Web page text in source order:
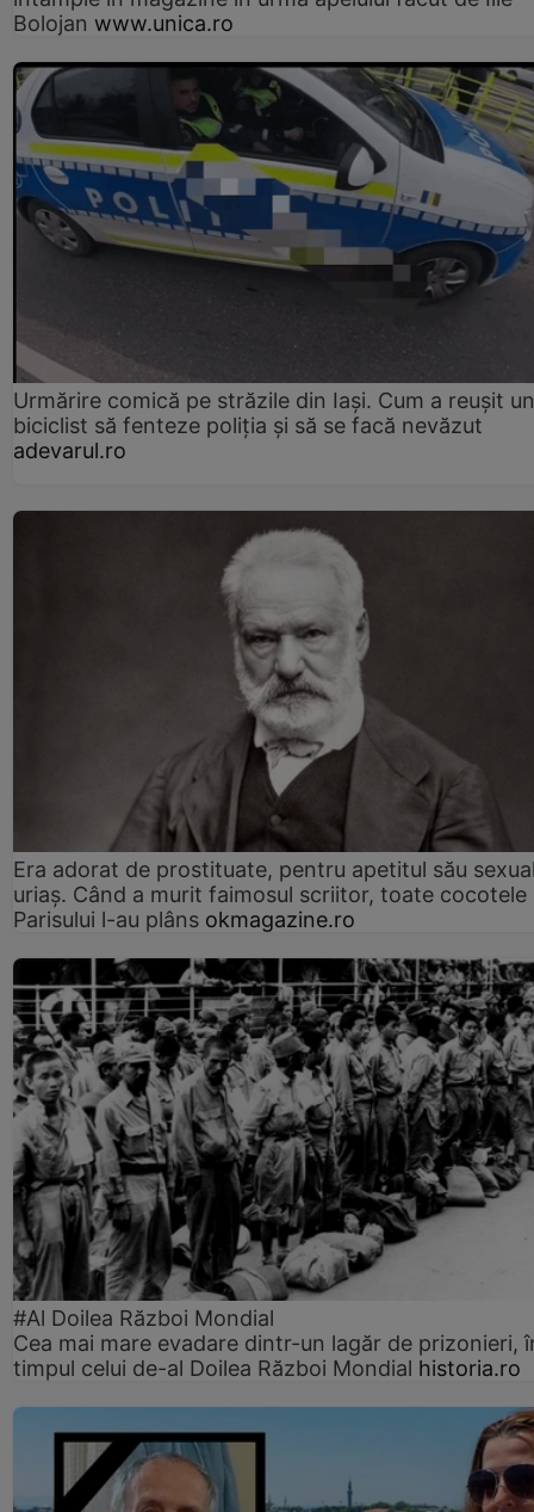
Bolojan www.unica.ro
Urmărire comică pe străzile din Iași. Cum a reușit un
biciclist să fenteze poliția și să se facă nevăzut
adevarul.ro
Era adorat de prostituate, pentru apetitul său
uriaș. Când a murit faimosul scriitor, toate cocotele
Parisului l-au plâns okmagazine.ro
#Al Doilea Război Mondial
Cea mai mare evadare dintr-un lagăr de prizonieri,
timpul celui de-al Doilea Război Mondial historia.ro